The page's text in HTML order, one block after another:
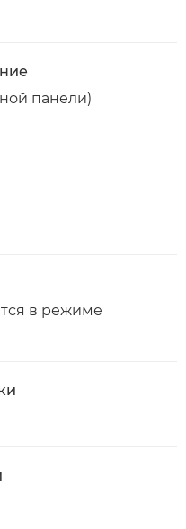
панели)
в режиме